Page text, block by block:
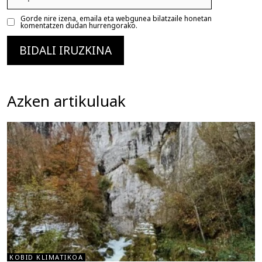
Gorde nire izena, emaila eta webgunea bilatzaile honetan
komentatzen dudan hurrengorako.
Azken artikuluak
KOBID KLIMATIKOA